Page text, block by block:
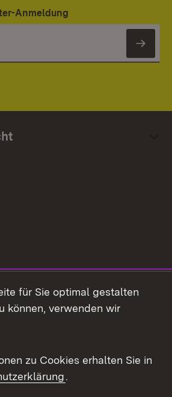
Anmeldung
für Sie optimal gestalten
können, verwenden wir
zu Cookies erhalten Sie in
.